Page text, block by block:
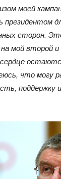
моей
президентом
сторон.
мой второй и
сердце
что могу
поддержку